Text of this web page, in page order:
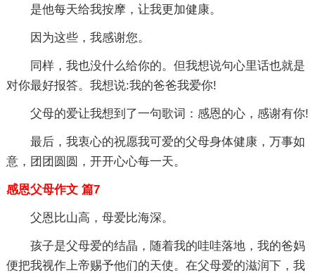
是他每天给我按摩，让我更加健康。
因为这些，我感谢您。
同样，我也没什么给你的。但我想说句心里话也就是
对你最好报答。我想说:我的爸爸我爱你!
父母的爱让我想到了一句歌词：感恩的心，感谢有你!
最后，我衷心的祝愿我可爱的父母身体健康，万事如
意，团团圆圆，开开心心每一天。
感恩父母作文 篇7
父恩比山高，母爱比海深。
孩子是父母爱的结晶，随着我的哇哇落地，我的爸妈
便把我视作上帝赐予他们的天使。在父母爱的滋润下，我